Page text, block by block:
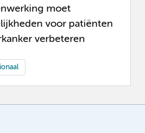
moet
voor patiënten
verbeteren